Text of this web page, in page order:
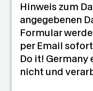
Hinweis zum
angegebenen
Formular
per Email
Do it! Germany
nicht und